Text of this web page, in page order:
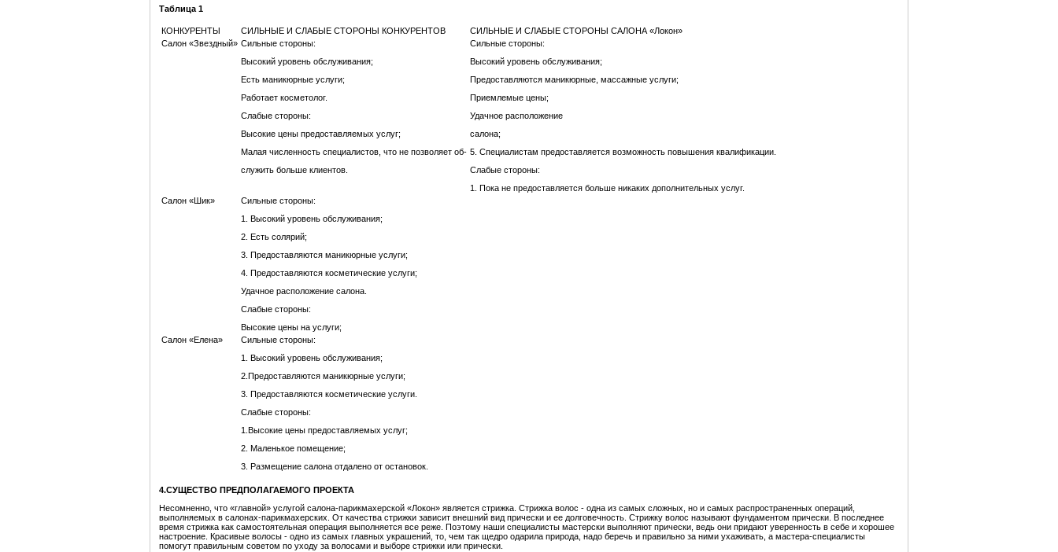
Таблица 1
КОНКУРЕНТЫ СИЛЬНЫЕ И СЛАБЫЕ СТОРОНЫ КОНКУРЕНТОВ
СИЛЬНЫЕ И СЛАБЫЕ СТОРОНЫ САЛОНА «Локон»
Салон «Звездный» Сильные стороны:
Высокий уровень обслуживания;
Есть маникюрные услуги;
Работает косметолог.
Слабые стороны:
Высокие цены предоставляемых услуг;
Малая численность специалистов, что не позволяет об-
служить больше клиентов.
Сильные стороны:
Высокий уровень обслуживания;
Предоставляются маникюрные, массажные услуги;
Приемлемые цены;
Удачное расположение
салона;
5. Специалистам предоставляется возможность повышения квалификации.
Слабые стороны:
1. Пока не предоставляется больше никаких дополнительных услуг.
Салон «Шик»
Сильные стороны:
1. Высокий уровень обслуживания;
2. Есть солярий;
3. Предоставляются маникюрные услуги;
4. Предоставляются косметические услуги;
Удачное расположение салона.
Слабые стороны:
Высокие цены на услуги;
Салон «Елена»
Сильные стороны:
1. Высокий уровень обслуживания;
2.Предоставляются маникюрные услуги;
3. Предоставляются косметические услуги.
Слабые стороны:
1.Высокие цены предоставляемых услуг;
2. Маленькое помещение;
3. Размещение салона отдалено от остановок.
4.СУЩЕСТВО ПРЕДПОЛАГАЕМОГО ПРОЕКТА
Несомненно, что «главной» услугой салона-парикмахерской «Локон» является стрижка. Стрижка волос - одна из самых сложных, но и самых распространенных операций,
выполняемых в салонах-парикмахерских. От качества стрижки зависит внешний вид прически и ее долговечность. Стрижку волос называют фундаментом прически. В последнее
время стрижка как самостоятельная операция выполняется все реже. Поэтому наши специалисты мастерски выполняют прически, ведь они придают уверенность в себе и хорошее
настроение. Красивые волосы - одно из самых главных украшений, то, чем так щедро одарила природа, надо беречь и правильно за ними ухаживать, а мастера-специалисты
помогут правильным советом по уходу за волосами и выборе стрижки или прически.